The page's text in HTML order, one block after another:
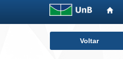
Voltar